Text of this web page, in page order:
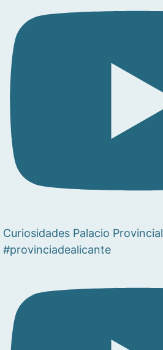
Curiosidades Palacio Provincial
#provinciadealicante